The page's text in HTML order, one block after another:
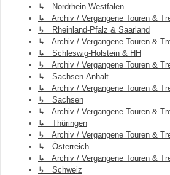
↳ Nordrhein-Westfalen
↳ Archiv / Vergangene Touren &
↳ Rheinland-Pfalz & Saarland
↳ Archiv / Vergangene Touren &
↳ Schleswig-Holstein & HH
↳ Archiv / Vergangene Touren &
↳ Sachsen-Anhalt
↳ Archiv / Vergangene Touren &
↳ Sachsen
↳ Archiv / Vergangene Touren &
↳ Thüringen
↳ Archiv / Vergangene Touren &
↳ Österreich
↳ Archiv / Vergangene Touren &
↳ Schweiz